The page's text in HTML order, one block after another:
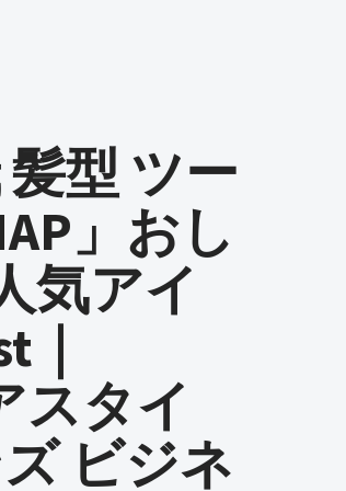
型 ツー
」おし
気アイ
スタイ
ビジネ